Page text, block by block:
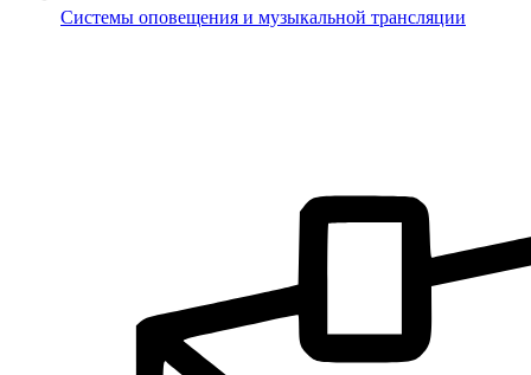
Системы оповещения и музыкальной трансляции